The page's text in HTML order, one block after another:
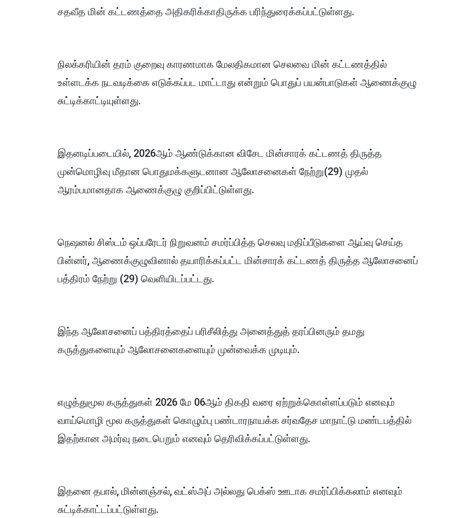
சதவீத மின் கட்டணத்தை அதிகரிக்காதிருக்க பரிந்துரைக்கப்பட்டுள்ளது.
நிலக்கரியின் தரம் குறைவு காரணமாக மேலதிகமான செலவை மின் கட்டணத்தில்
உள்ளடக்க நடவடிக்கை எடுக்கப்பட மாட்டாது என்றும் பொதுப் பயன்பாடுகள் ஆணைக்குழு
சுட்டிக்காட்டியுள்ளது.
இதனடிப்படையில், 2026ஆம் ஆண்டுக்கான விசேட மின்சாரக் கட்டணத் திருத்த
முன்மொழிவு மீதான பொதுமக்களுடனான ஆலோசனைகள் நேற்று(29) முதல்
ஆரம்பமானதாக ஆணைக்குழு குறிப்பிட்டுள்ளது.
நெஷனல் சிஸ்டம் ஒப்பரேடர் நிறுவனம் சமர்ப்பித்த செலவு மதிப்பீடுகளை ஆய்வு செய்த
பின்னர், ஆணைக்குழுவினால் தயாரிக்கப்பட்ட மின்சாரக் கட்டணத் திருத்த ஆலோசனைப்
பத்திரம் நேற்று (29) வெளியிடப்பட்டது.
இந்த ஆலோசனைப் பத்திரத்தைப் பரிசீலித்து அனைத்துத் தரப்பினரும் தமது
கருத்துகளையும் ஆலோசனைகளையும் முன்வைக்க முடியும்.
எழுத்துமூல கருத்துகள் 2026 மே 06ஆம் திகதி வரை ஏற்றுக்கொள்ளப்படும் எனவும்
வாய்மொழி மூல கருத்துகள் கொழும்பு பண்டாரநாயக்க சர்வதேச மாநாட்டு மண்டபத்தில்
இதற்கான அமர்வு நடைபெறும் எனவும் தெரிவிக்கப்பட்டுள்ளது.
இதனை தபால், மின்னஞ்சல், வட்ஸ்அப் அல்லது பெக்ஸ் ஊடாக சமர்ப்பிக்கலாம் எனவும்
சுட்டிக்காட்டப்பட்டுள்ளது.